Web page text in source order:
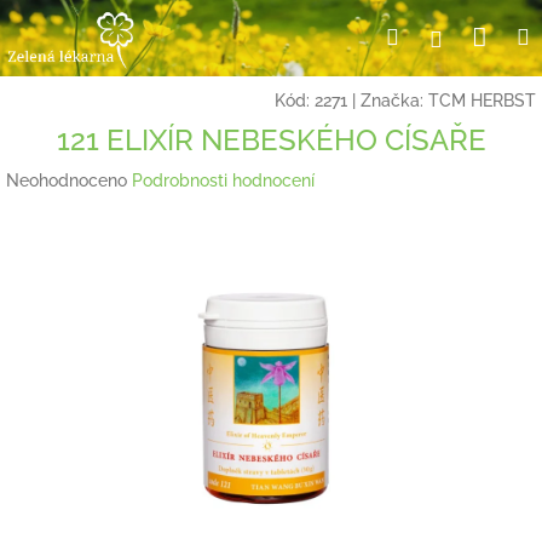
Přejít
na
obsah
HledatPřihlášení
Kód: 2271 Značka: TCM HERBST
121 ELIXÍR NEBESKÉHO CÍSAŘE
Průměrné
Neohodnoceno Podrobnosti hodnocení